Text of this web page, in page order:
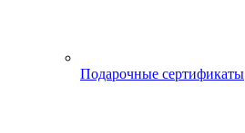
Подарочные сертификаты